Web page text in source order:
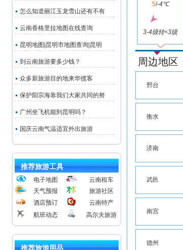
怎么知道丽江玉龙雪山还有不有
云南香格里拉地图在线查询
昆明地图|昆明市地图查询|昆明
到云南旅游要多少钱？
众多新旅游目的地来华揽客
保护阳宗海靠我们大家共同的努
广州坐飞机能到昆明吗？
国庆云南气温适宜外出旅游
推荐旅游工具
电子地图
云南租车
天气预报
旅游社区
酒店预订
云南特产
航班动态
高尔夫旅游
推荐旅游用品
5/-4℃
3-4级转<3级
周边地区
邢台
衡水
济南
武邑
南宫
德州